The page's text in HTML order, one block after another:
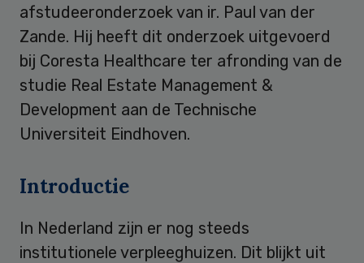
afstudeeronderzoek van ir. Paul van der
Zande. Hij heeft dit onderzoek uitgevoerd
bij Coresta Healthcare ter afronding van de
studie Real Estate Management &
Development aan de Technische
Universiteit Eindhoven.
Introductie
In Nederland zijn er nog steeds
institutionele verpleeghuizen. Dit blijkt uit